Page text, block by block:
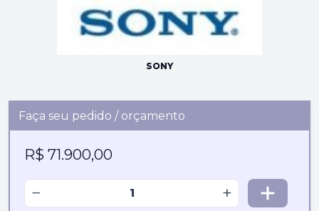
Faça seu pedido / orçamento
R$ 71.900,00
− +
SONY